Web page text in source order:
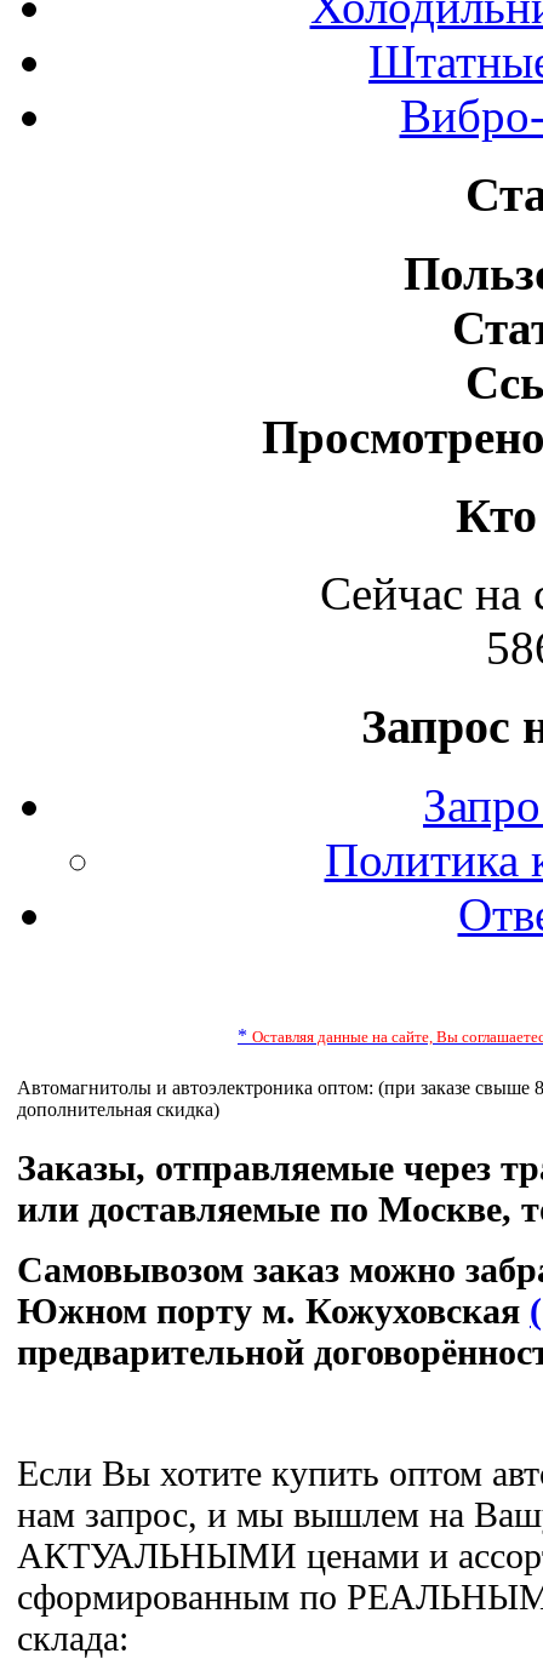
Кто
Сейчас на
Запрос
Политика
* Оставляя данные на сайте, Вы
Автомагнитолы и автоэлектроника оптом: (при заказе свыше
дополнительная скидка)
Заказы, отправляемые через
или доставляемые по Москве,
Cамовывозом заказ можно
Южном порту м. Кожуховская
предварительной
Если Вы хотите купить оптом
нам запрос, и мы вышлем на
АКТУАЛЬНЫМИ ценами и
сформированным по РЕАЛЬНЫМ
склада: